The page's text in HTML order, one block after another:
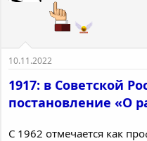
10.11.2022
1917: в Советской
постановление «О
С 1962 отмечается как